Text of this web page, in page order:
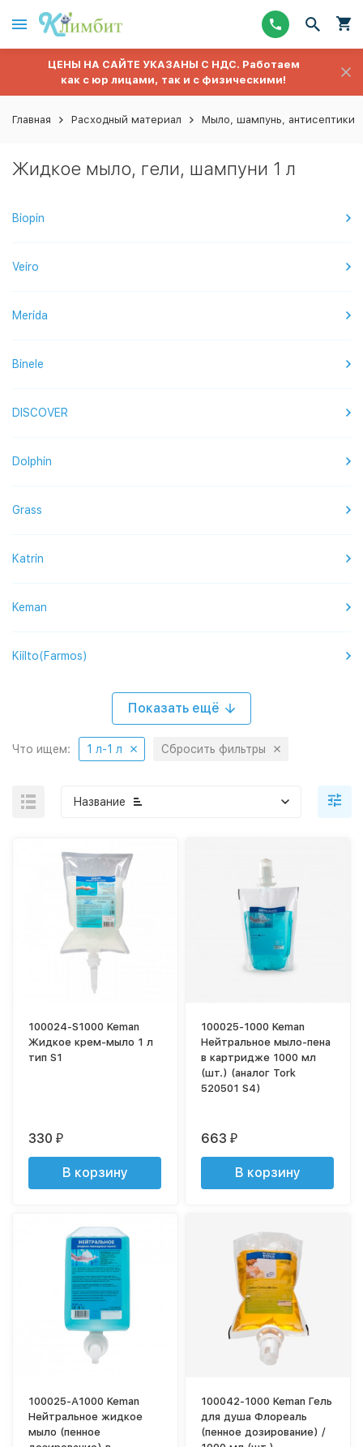
ЦЕНЫ НА САЙТЕ УКАЗАНЫ С НДС. Работаем
как с юр лицами, так и с физическими!
Главная Расходный материал Мыло, шампунь, антисептики
Жидкое мыло, гели, шампуни 1 л
Biopin
Veiro
Merida
Binele
DISCOVER
Dolphin
Grass
Katrin
Keman
Kiilto(Farmos)
Показать ещё
Что ищем: 1 л-1 л Сбросить фильтры
Название
100024-S1000 Keman
Жидкое крем-мыло 1 л
тип S1
330₽
В корзину
100025-1000 Keman
Нейтральное мыло-пена
в картридже 1000 мл
(шт.) (аналог Tork
520501 S4)
663₽
В корзину
100025-A1000 Keman
Нейтральное жидкое
мыло (пенное
100042-1000 Keman Гель
для душа Флореаль
(пенное дозирование) /